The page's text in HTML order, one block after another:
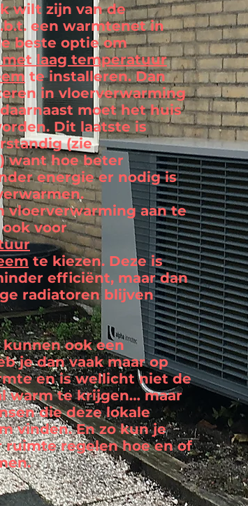
wilt zijn van de
een warmtenet in
beste optie om
laag temperatuur
te installeren. Dan
in vloerverwarming
moet het huis
Dit laatste is
(zie
want hoe beter
energie er nodig is
vloerverwarming aan te
voor
te kiezen. Deze is
efficiënt, maar dan
radiatoren blijven
kunnen ook een
je dan vaak maar op
en is wellicht niet de
warm te krijgen… maar
die deze lokale
vinden. En zo kun je
ruimte regelen hoe en of